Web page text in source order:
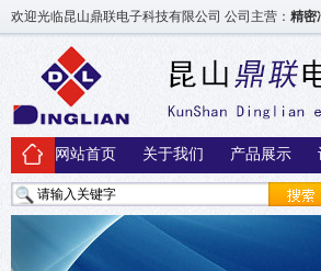
欢迎光临昆山鼎联电子科技有限公司 公司主营： 精密
网站首页 关于我们 产品展示